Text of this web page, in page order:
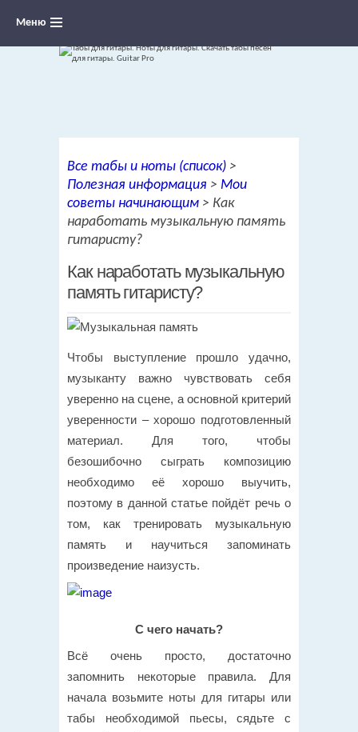
переложения песен для гитары
Меню
Все табы и ноты (список) >
Полезная информация > Мои
советы начинающим > Как
наработать музыкальную память
гитаристу?
Как наработать музыкальную
память гитаристу?
Чтобы выступление прошло удачно,
музыканту важно чувствовать себя
уверенно на сцене, а основной критерий
уверенности – хорошо подготовленный
материал. Для того, чтобы
безошибочно сыграть композицию
необходимо её хорошо выучить,
поэтому в данной статье пойдёт речь о
том, как тренировать музыкальную
память и научиться запоминать
произведение наизусть.
С чего начать?
Всё очень просто, достаточно
запомнить некоторые правила. Для
начала возьмите ноты для гитары или
табы необходимой пьесы, сядьте с